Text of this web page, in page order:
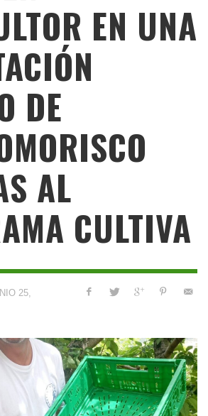
EN UNA
DE
AL
CULTIVA
25,